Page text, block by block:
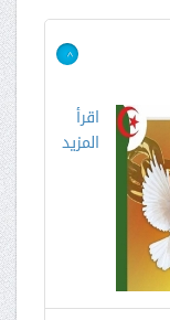
>
اقرأ
المزيد